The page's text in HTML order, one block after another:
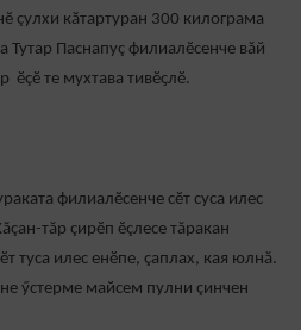
çулхи кӑтартуран 300 килограма
Тутар Паснапуç филиалӗсенче вăй
ӗçӗ те мухтава тивӗҫлӗ.
филиалӗсенче сӗт суса илес
тăр çирӗп ӗçлесе тăракан
туса илес енӗпе, çаплах, кая юлнă.
ӳстерме майсем пулни çинчен